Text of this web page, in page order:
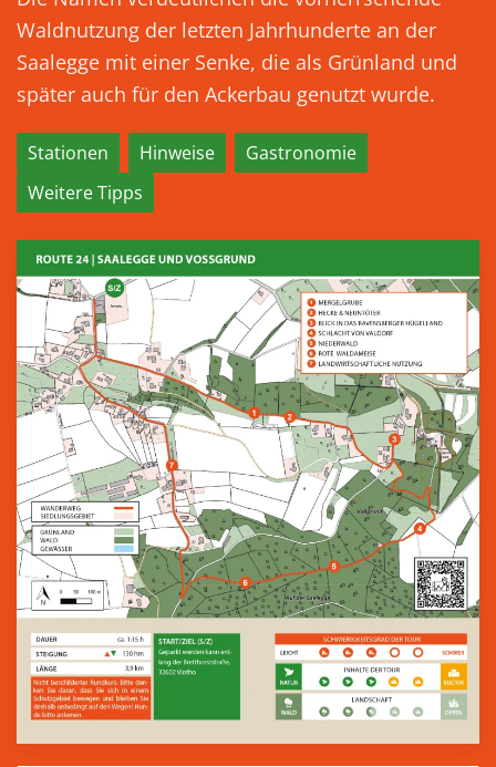
Waldnutzung der letzten Jahrhunderte an der
Saalegge mit einer Senke, die als Grünland und
später auch für den Ackerbau genutzt wurde.
Stationen Hinweise
Gastronomie
Weitere Tipps